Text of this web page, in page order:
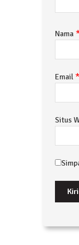
Nama
Email *
Situs